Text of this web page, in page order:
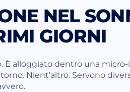
NEL
GIORNI
È alloggiato dentro una
Nient’altro. Servono